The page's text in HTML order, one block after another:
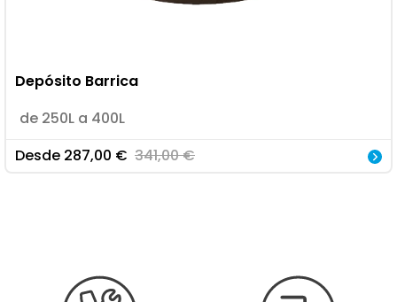
Depósito Barrica
de 250L a 400L
Desde 287,00 € 341,00€